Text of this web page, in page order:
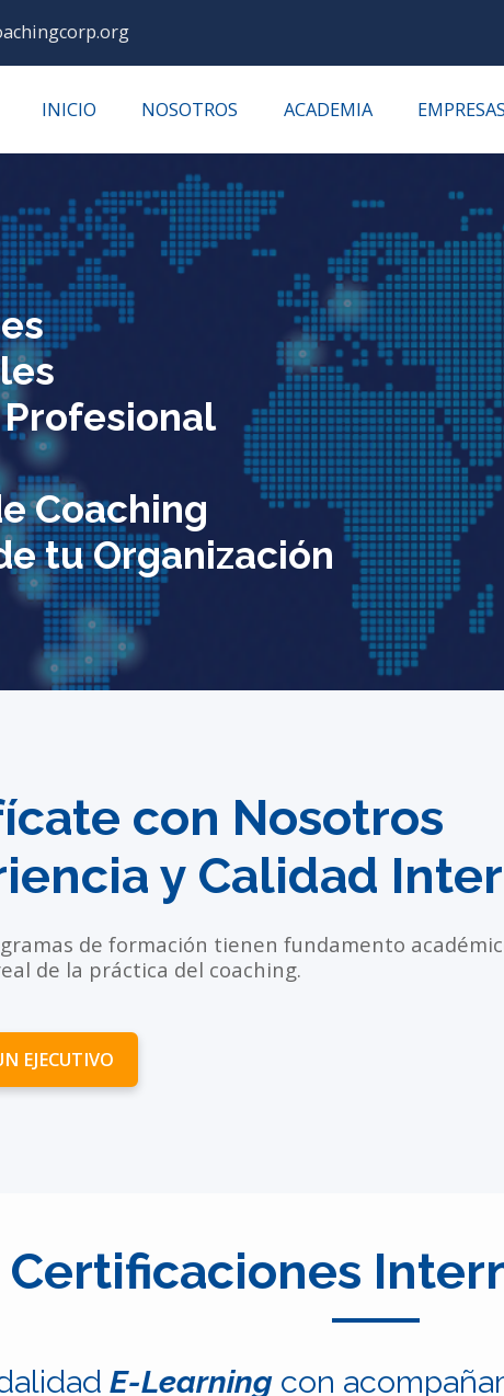
INICIO NOSOTROS ACADEMIA EMPRESAS
Coaching
tu Organización
con Nosotros
y Calidad
de formación tienen fundamento
de la práctica del coaching.
EJECUTIVO
Certificaciones
E-Learning con